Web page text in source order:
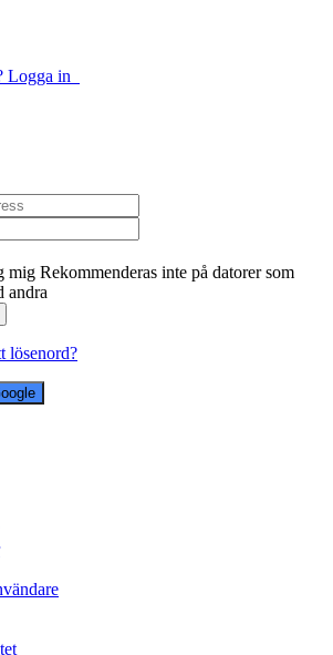
Logga in
mig Rekommenderas inte på datorer som
andra
lösenord?